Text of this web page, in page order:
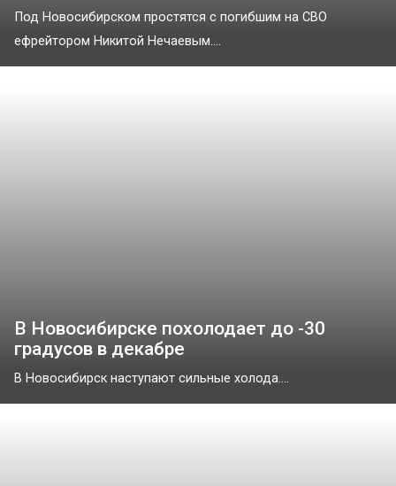
Под Новосибирском простятся с погибшим на СВО
ефрейтором Никитой Нечаевым....
В Новосибирске похолодает до -30
градусов в декабре
В Новосибирск наступают сильные холода....